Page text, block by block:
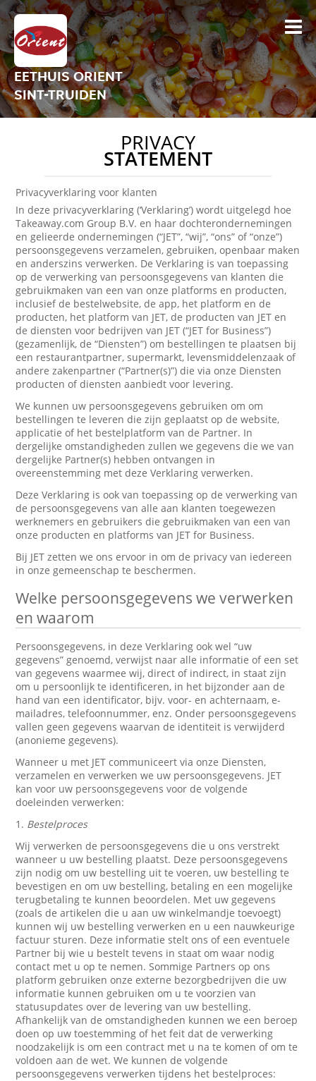
EETHUIS ORIENT
SINT-TRUIDEN
PRIVACY
STATEMENT
Privacyverklaring voor klanten
In deze privacyverklaring (‘Verklaring’) wordt uitgelegd hoe
Takeaway.com Group B.V. en haar dochterondernemingen
en gelieerde ondernemingen (“JET”, “wij”, “ons” of “onze”)
persoonsgegevens verzamelen, gebruiken, openbaar maken
en anderszins verwerken. De Verklaring is van toepassing
op de verwerking van persoonsgegevens van klanten die
gebruikmaken van een van onze platforms en producten,
inclusief de bestelwebsite, de app, het platform en de
producten, het platform van JET, de producten van JET en
de diensten voor bedrijven van JET (“JET for Business”)
(gezamenlijk, de “Diensten”) om bestellingen te plaatsen bij
een restaurantpartner, supermarkt, levensmiddelenzaak of
andere zakenpartner (“Partner(s)”) die via onze Diensten
producten of diensten aanbiedt voor levering.
We kunnen uw persoonsgegevens gebruiken om om
bestellingen te leveren die zijn geplaatst op de website,
applicatie of het bestelplatform van de Partner. In
dergelijke omstandigheden zullen we gegevens die we van
dergelijke Partner(s) hebben ontvangen in
overeenstemming met deze Verklaring verwerken.
Deze Verklaring is ook van toepassing op de verwerking van
de persoonsgegevens van alle aan klanten toegewezen
werknemers en gebruikers die gebruikmaken van een van
onze producten en platforms van JET for Business.
Bij JET zetten we ons ervoor in om de privacy van iedereen
in onze gemeenschap te beschermen.
Welke persoonsgegevens we verwerken
en waarom
Persoonsgegevens, in deze Verklaring ook wel “uw
gegevens” genoemd, verwijst naar alle informatie of een set
van gegevens waarmee wij, direct of indirect, in staat zijn
om u persoonlijk te identificeren, in het bijzonder aan de
hand van een identificator, bijv. voor- en achternaam, e-
mailadres, telefoonnummer, enz. Onder persoonsgegevens
vallen geen gegevens waarvan de identiteit is verwijderd
(anonieme gegevens).
Wanneer u met JET communiceert via onze Diensten,
verzamelen en verwerken we uw persoonsgegevens. JET
kan voor uw persoonsgegevens voor de volgende
doeleinden verwerken:
1. Bestelproces
Wij verwerken de persoonsgegevens die u ons verstrekt
wanneer u uw bestelling plaatst. Deze persoonsgegevens
zijn nodig om uw bestelling uit te voeren, uw bestelling te
bevestigen en om uw bestelling, betaling en een mogelijke
terugbetaling te kunnen beoordelen. Met uw gegevens
(zoals de artikelen die u aan uw winkelmandje toevoegt)
kunnen wij uw bestelling verwerken en u een nauwkeurige
factuur sturen. Deze informatie stelt ons of een eventuele
Partner bij wie u bestelt tevens in staat om waar nodig
contact met u op te nemen. Sommige Partners op ons
platform gebruiken onze externe bezorgbedrijven die uw
informatie kunnen gebruiken om u te voorzien van
statusupdates over de levering van uw bestelling.
Afhankelijk van de omstandigheden kunnen we een beroep
doen op uw toestemming of het feit dat de verwerking
noodzakelijk is om een contract met u na te komen of om te
voldoen aan de wet. We kunnen de volgende
persoonsgegevens verwerken tijdens het bestelproces: